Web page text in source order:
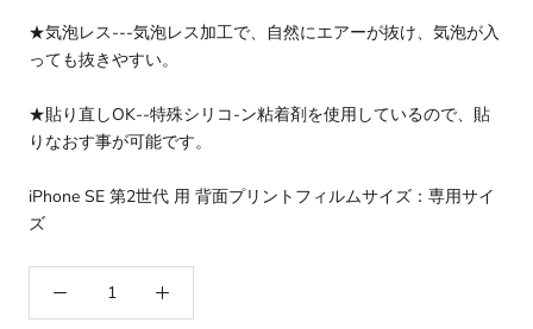
★気泡レス---気泡レス加工で、自然にエアーが抜け、気泡が入
っても抜きやすい。
★貼り直しOK--特殊シリコ-ン粘着剤を使用しているので、貼
りなおす事が可能です。
iPhone SE 第2世代 用 背面プリントフィルムサイズ：専用サイ
ズ